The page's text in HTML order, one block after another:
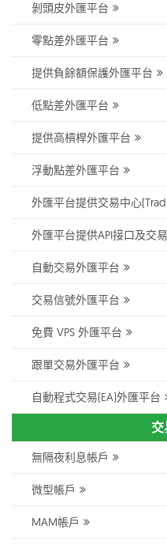
剝頭皮外匯平台
零點差外匯平台
提供負餘額保護外匯平台
低點差外匯平台
提供高槓桿外匯平台
浮動點差外匯平台
外匯平台提供交易中心
外匯平台提供API接口及交易
自動交易外匯平台
交易信號外匯平台
免費 VPS 外匯平台
跟單交易外匯平台
自動程式交易(EA)外匯平台
交
無隔夜利息帳戶
微型帳戶
MAM帳戶